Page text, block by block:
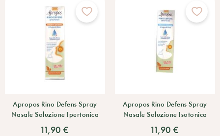
Apropos Rino Defens Spray
Nasale Soluzione Ipertonica
11,90 €
Apropos Rino Defens Spray
Nasale Soluzione Isotonica
11,90 €